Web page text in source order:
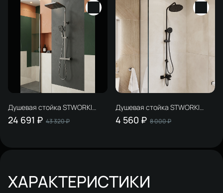
Душевая стойка STWORKI
Гётеборг S03165GB
вороненая сталь
24 691 ₽ 43 320 ₽
Душевая стойка STWORKI
Вестфолл WH626-MB черная
матовая
4 560 ₽ 8 000 ₽
ХАРАКТЕРИСТИКИ